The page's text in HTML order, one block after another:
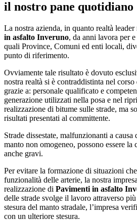
il nostro pane quotidiano
La nostra azienda, in quanto realtà leader
in asfalto Inveruno, da anni lavora per
quali Province, Comuni ed enti locali,
punto di riferimento.
Ovviamente tale risultato è dovuto
nostra realtà si è contraddistinta nel
grazie a: personale qualificato e
generazione utilizzati nella posa e nel
realizzazione di bitume sulle strade, ma
risultati presentati al committente.
Strade dissestate, malfunzionanti a
manto non omogeneo, possono essere
anche gravi.
Per evitare la formazione di situazioni
funzionalità delle arterie, la nostra
realizzazione di Pavimenti in asfalto
delle strade svolge il lavoro attraverso
stesura del manto stradale, l’impresa
con un ulteriore stesura.